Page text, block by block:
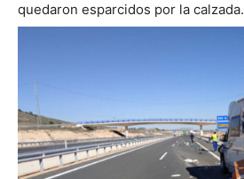
quedaron esparcidos por la calzada.